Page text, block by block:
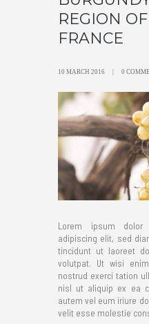
REGION
FRANCE
10 MARCH 2016 0
Lorem ipsum
adipiscing elit, sed
tincidunt ut laoreet
volutpat. Ut wisi
nostrud exerci tation
nisl ut aliquip ex ea
autem vel eum iriure
velit esse molestie